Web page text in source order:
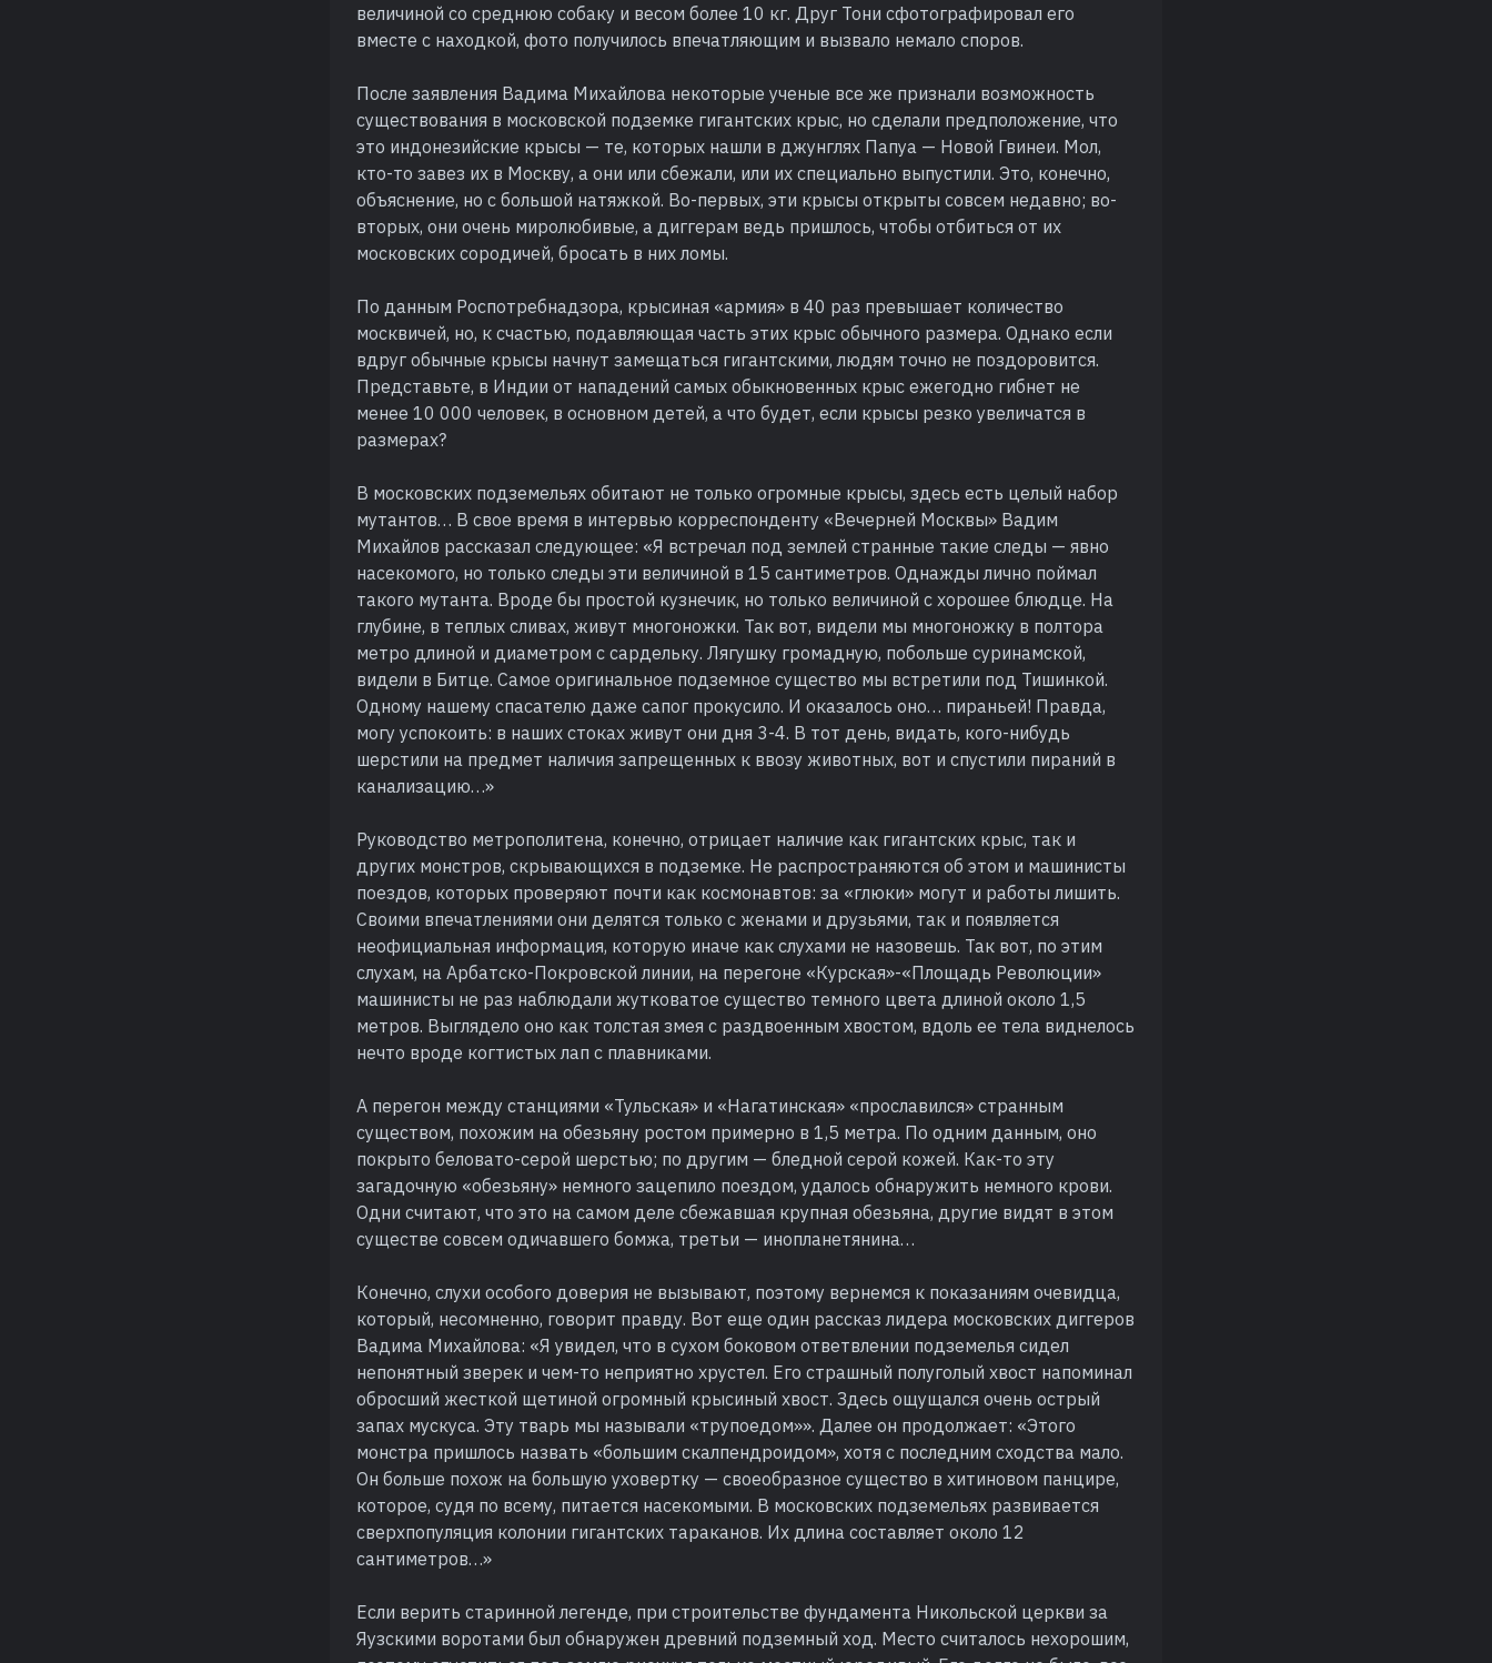
величиной со среднюю собаку и весом более 10 кг. Друг Тони сфотографировал его
вместе с находкой, фото получилось впечатляющим и вызвало немало споров.
После заявления Вадима Михайлова некоторые ученые все же признали возможность
существования в московской подземке гигантских крыс, но сделали предположение, что
это индонезийские крысы — те, которых нашли в джунглях Папуа — Новой Гвинеи. Мол,
кто-то завез их в Москву, а они или сбежали, или их специально выпустили. Это, конечно,
объяснение, но с большой натяжкой. Во-первых, эти крысы открыты совсем недавно; во-
вторых, они очень миролюбивые, а диггерам ведь пришлось, чтобы отбиться от их
московских сородичей, бросать в них ломы.
По данным Роспотребнадзора, крысиная «армия» в 40 раз превышает количество
москвичей, но, к счастью, подавляющая часть этих крыс обычного размера. Однако если
вдруг обычные крысы начнут замещаться гигантскими, людям точно не поздоровится.
Представьте, в Индии от нападений самых обыкновенных крыс ежегодно гибнет не
менее 10 000 человек, в основном детей, а что будет, если крысы резко увеличатся в
размерах?
В московских подземельях обитают не только огромные крысы, здесь есть целый набор
мутантов… В свое время в интервью корреспонденту «Вечерней Москвы» Вадим
Михайлов рассказал следующее: «Я встречал под землей странные такие следы — явно
насекомого, но только следы эти величиной в 15 сантиметров. Однажды лично поймал
такого мутанта. Вроде бы простой кузнечик, но только величиной с хорошее блюдце. На
глубине, в теплых сливах, живут многоножки. Так вот, видели мы многоножку в полтора
метро длиной и диаметром с сардельку. Лягушку громадную, побольше суринамской,
видели в Битце. Самое оригинальное подземное существо мы встретили под Тишинкой.
Одному нашему спасателю даже сапог прокусило. И оказалось оно… пираньей! Правда,
могу успокоить: в наших стоках живут они дня 3-4. В тот день, видать, кого-нибудь
шерстили на предмет наличия запрещенных к ввозу животных, вот и спустили пираний в
канализацию…»
Руководство метрополитена, конечно, отрицает наличие как гигантских крыс, так и
других монстров, скрывающихся в подземке. Не распространяются об этом и машинисты
поездов, которых проверяют почти как космонавтов: за «глюки» могут и работы лишить.
Своими впечатлениями они делятся только с женами и друзьями, так и появляется
неофициальная информация, которую иначе как слухами не назовешь. Так вот, по этим
слухам, на Арбатско-Покровской линии, на перегоне «Курская»-«Площадь Революции»
машинисты не раз наблюдали жутковатое существо темного цвета длиной около 1,5
метров. Выглядело оно как толстая змея с раздвоенным хвостом, вдоль ее тела виднелось
нечто вроде когтистых лап с плавниками.
А перегон между станциями «Тульская» и «Нагатинская» «прославился» странным
существом, похожим на обезьяну ростом примерно в 1,5 метра. По одним данным, оно
покрыто беловато-серой шерстью; по другим — бледной серой кожей. Как-то эту
загадочную «обезьяну» немного зацепило поездом, удалось обнаружить немного крови.
Одни считают, что это на самом деле сбежавшая крупная обезьяна, другие видят в этом
существе совсем одичавшего бомжа, третьи — инопланетянина…
Конечно, слухи особого доверия не вызывают, поэтому вернемся к показаниям очевидца,
который, несомненно, говорит правду. Вот еще один рассказ лидера московских диггеров
Вадима Михайлова: «Я увидел, что в сухом боковом ответвлении подземелья сидел
непонятный зверек и чем-то неприятно хрустел. Его страшный полуголый хвост напоминал
обросший жесткой щетиной огромный крысиный хвост. Здесь ощущался очень острый
запах мускуса. Эту тварь мы называли «трупоедом»». Далее он продолжает: «Этого
монстра пришлось назвать «большим скалпендроидом», хотя с последним сходства мало.
Он больше похож на большую уховертку — своеобразное существо в хитиновом панцире,
которое, судя по всему, питается насекомыми. В московских подземельях развивается
сверхпопуляция колонии гигантских тараканов. Их длина составляет около 12
сантиметров…»
Если верить старинной легенде, при строительстве фундамента Никольской церкви за
Яузскими воротами был обнаружен древний подземный ход. Место считалось нехорошим,